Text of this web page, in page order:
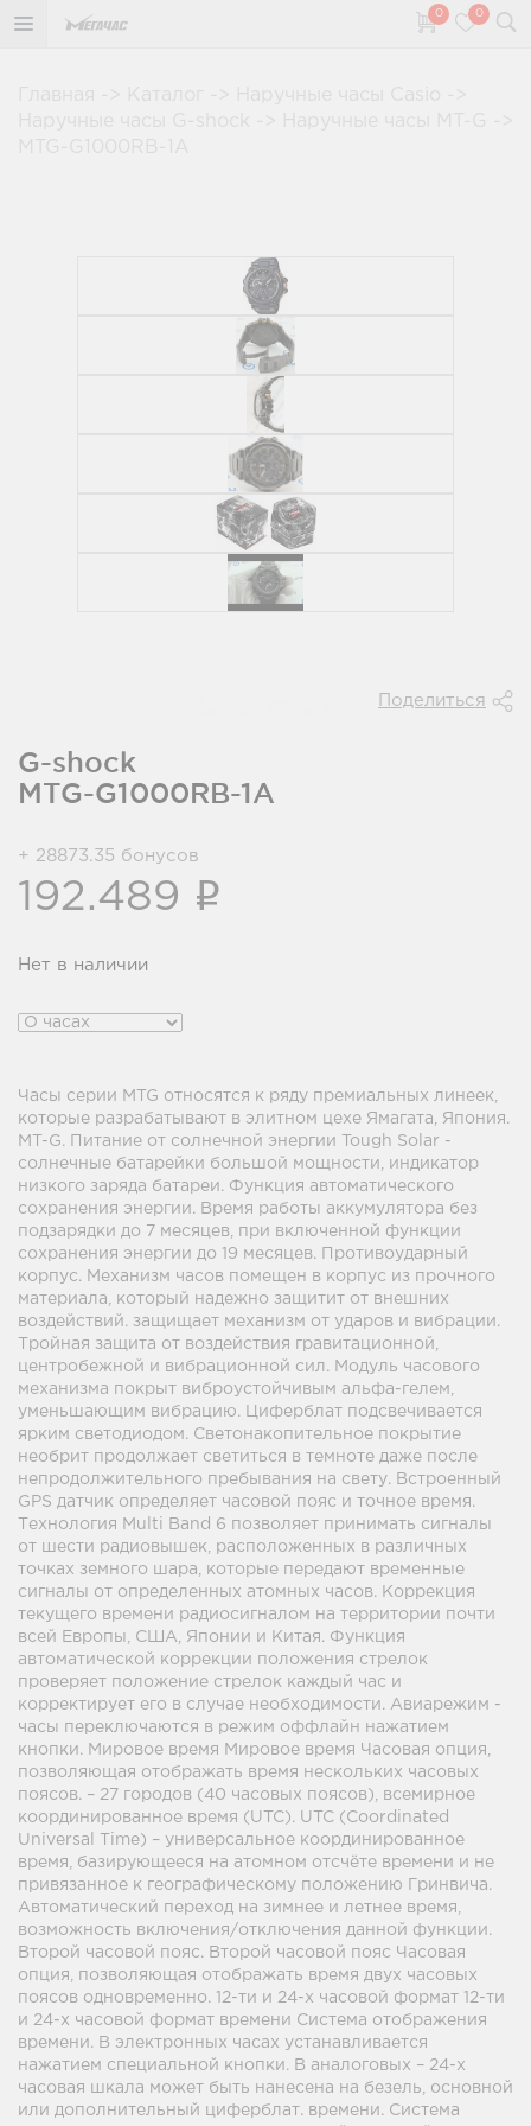
0 0
Поделиться
G-shock
MTG-G1000RB-1A
+ 28873.35 бонусов
192.489 i
Нет в наличии
Часы серии MTG относятся к ряду премиальных линеек,
которые разрабатывают в элитном цехе Ямагата, Япония.
MT-G. Питание от солнечной энергии Tough Solar -
солнечные батарейки большой мощности, индикатор
низкого заряда батареи. Функция автоматического
сохранения энергии. Время работы аккумулятора без
подзарядки до 7 месяцев, при включенной функции
сохранения энергии до 19 месяцев. Противоударный
корпус. Механизм часов помещен в корпус из прочного
материала, который надежно защитит от внешних
воздействий. защищает механизм от ударов и вибрации.
Тройная защита от воздействия гравитационной,
центробежной и вибрационной сил. Модуль часового
механизма покрыт виброустойчивым альфа-гелем,
уменьшающим вибрацию. Циферблат подсвечивается
ярким светодиодом. Светонакопительное покрытие
необрит продолжает светиться в темноте даже после
непродолжительного пребывания на свету. Встроенный
GPS датчик определяет часовой пояс и точное время.
Технология Multi Band 6 позволяет принимать сигналы
от шести радиовышек, расположенных в различных
точках земного шара, которые передают временные
сигналы от определенных атомных часов. Коррекция
текущего времени радиосигналом на территории почти
всей Европы, США, Японии и Китая. Функция
автоматической коррекции положения стрелок
проверяет положение стрелок каждый час и
корректирует его в случае необходимости. Авиарежим -
часы переключаются в режим оффлайн нажатием
кнопки. Мировое время Мировое время Часовая опция,
позволяющая отображать время нескольких часовых
поясов. – 27 городов (40 часовых поясов), всемирное
координированное время (UTC). UTC (Coordinated
Universal Time) – универсальное координированное
время, базирующееся на атомном отсчёте времени и не
привязанное к географическому положению Гринвича.
Автоматический переход на зимнее и летнее время,
возможность включения/отключения данной функции.
Второй часовой пояс. Второй часовой пояс Часовая
опция, позволяющая отображать время двух часовых
поясов одновременно. 12-ти и 24-х часовой формат 12-ти
и 24-х часовой формат времени Система отображения
времени. В электронных часах устанавливается
нажатием специальной кнопки. В аналоговых – 24-х
часовая шкала может быть нанесена на безель, основной
или дополнительный циферблат. времени. Система